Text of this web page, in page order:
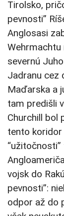
Tirolsko,
pevnosti”
Anglosasi
Wehrmachtu
severnú
Jadranu cez
Maďarska a
tam predišli
Churchill bol
tento
vojsk do
pevnosti”:
odpor až do